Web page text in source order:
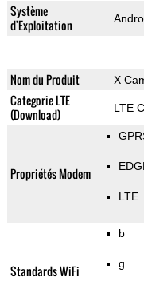
Système
d'Exploitation
Nom du Produit X
Categorie LTE
(Download)
LTE
Propriétés Modem
LTE
Standards WiFi
b
g